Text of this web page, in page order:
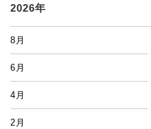
2026年
8月
6月
4月
2月